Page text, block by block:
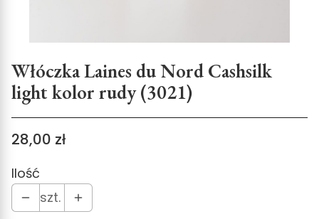
Włóczka Laines du Nord Cashsilk
light kolor rudy (3021)
Cena
28,00 zł
Ilość
szt.